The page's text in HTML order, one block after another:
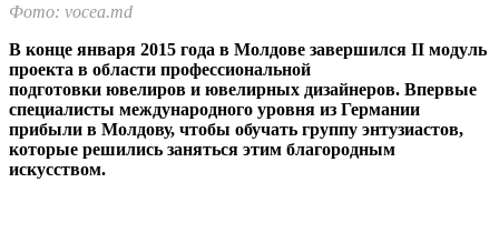
Фото: vocea.md
В конце января 2015 года в Молдове завершился II мо­дуль
проекта в области про­фессиональной
подготовки ювелиров и ювелирных ди­зайнеров. Впервые
специа­листы международного уров­ня из Германии
прибыли в Молдову, чтобы обучать группу энтузиастов,
которые решились заняться этим бла­городным
искусством.